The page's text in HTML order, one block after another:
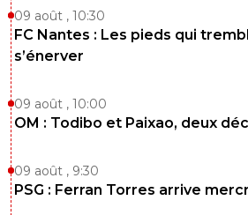
09 août , 10:30
FC Nantes : Les pieds qui
s’énerver
09 août , 10:00
OM : Todibo et Paixao, deux
09 août , 9:30
PSG : Ferran Torres arrive